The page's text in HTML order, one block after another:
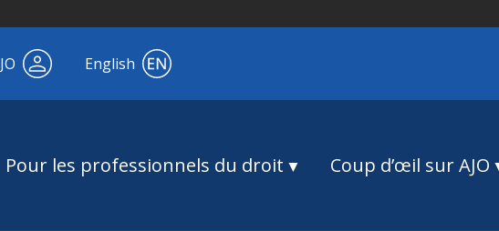
English
Pour les professionnels du droit Coup d’œil sur AJO